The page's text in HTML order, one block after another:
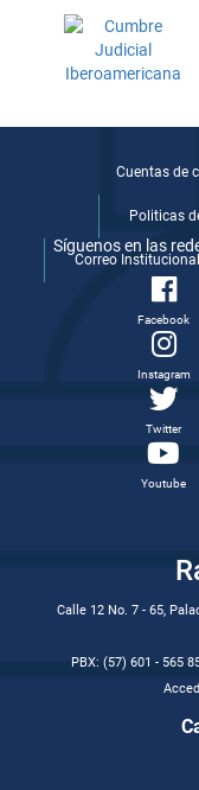
Cuentas de
Politicas
Correo Institucional
Síguenos en las
Facebook
Instagram
Twitter
Youtube
Calle 12 No. 7 - 65,
PBX: (57) 601 - 565